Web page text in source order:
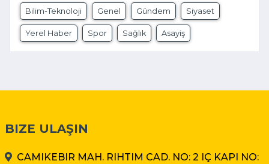
Bilim-Teknoloji Genel Gündem Siyaset
Yerel Haber Spor Sağlık Asayiş
BIZE ULAŞIN
CAMIKEBIR MAH. RIHTIM CAD. NO: 2 IÇ KAPI NO: